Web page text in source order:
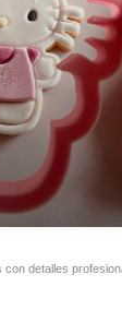
con detalles